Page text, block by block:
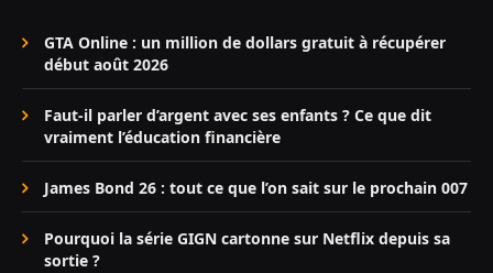
GTA Online : un million de dollars gratuit à récupérer
début août 2026
Faut-il parler d’argent avec ses enfants ? Ce que dit
vraiment l’éducation financière
James Bond 26 : tout ce que l’on sait sur le prochain 007
Pourquoi la série GIGN cartonne sur Netflix depuis sa
sortie ?